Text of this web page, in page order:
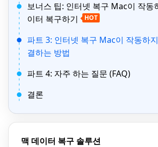
보너스 팁: 인터넷 복구 Mac이 작동
이터 복구하기
HOT
파트 3: 인터넷 복구 Mac이 작동하
결하는 방법
파트 4: 자주 하는 질문 (FAQ)
결론
맥 데이터 복구 솔루션